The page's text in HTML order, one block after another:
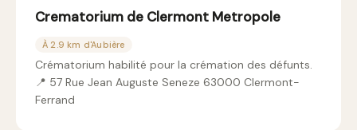
Crematorium de Clermont Metropole
À 2.9 km d'Aubière
Crématorium habilité pour la crémation des défunts.
📍 57 Rue Jean Auguste Seneze 63000 Clermont-
Ferrand